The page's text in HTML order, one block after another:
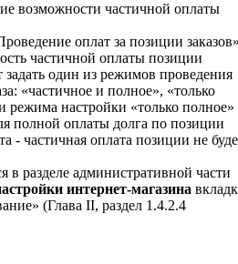
возможности частичной оплаты
оплат за позиции
частичной оплаты позиции
задать один из режимов проведения
«частичное и полное», «только
режима настройки «только полное»
полной оплаты долга по позиции
- частичная оплата позиции не
в разделе административной части
интернет-магазина
(Глава II, раздел 1.4.2.4